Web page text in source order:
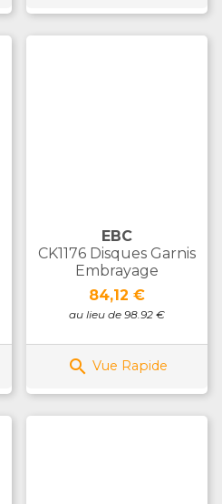
EBC
CK1176 Disques Garnis
Embrayage
Prix
84,12 €
au lieu de 98.92 €
 Vue Rapide